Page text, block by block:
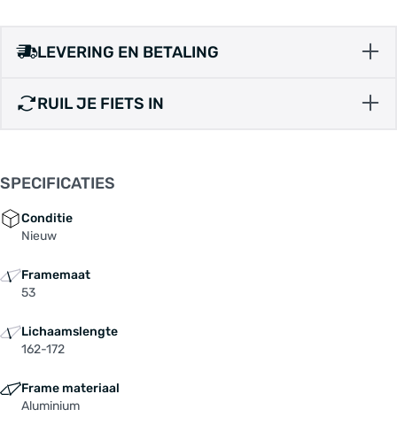
LEVERING EN BETALING
RUIL JE FIETS IN
SPECIFICATIES
Conditie
Nieuw
Framemaat
53
Lichaamslengte
162-172
Frame materiaal
Aluminium